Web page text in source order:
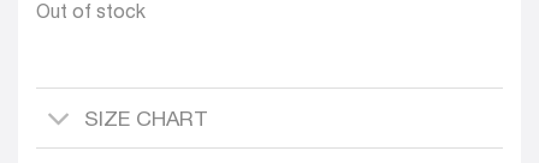
Out of stock
SIZE CHART